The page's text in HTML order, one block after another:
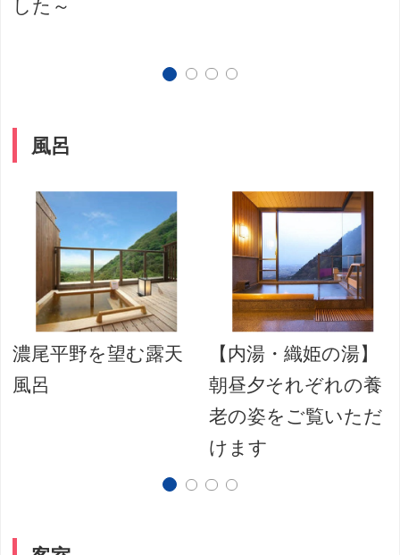
した～
風呂
濃尾平野を望む露天
風呂
【内湯・織姫の湯】
朝昼夕それぞれの養
老の姿をご覧いただ
けます